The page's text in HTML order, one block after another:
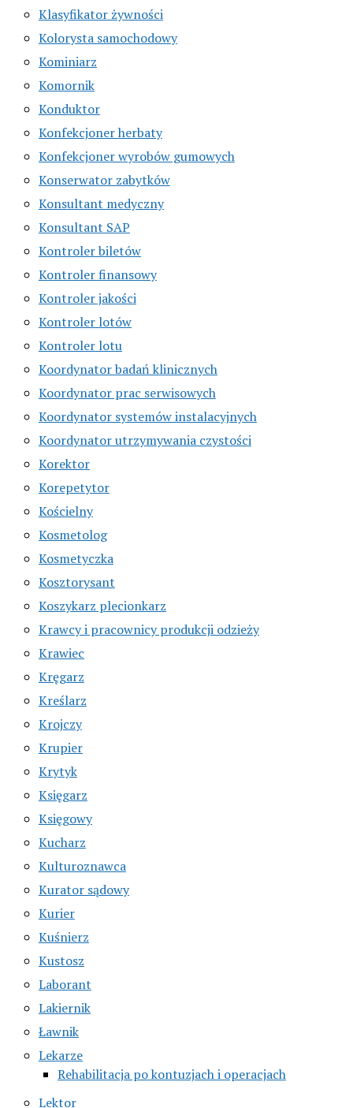
Klasyfikator żywności
Kolorysta samochodowy
Kominiarz
Komornik
Konduktor
Konfekcjoner herbaty
Konfekcjoner wyrobów gumowych
Konserwator zabytków
Konsultant medyczny
Konsultant SAP
Kontroler biletów
Kontroler finansowy
Kontroler jakości
Kontroler lotów
Kontroler lotu
Koordynator badań klinicznych
Koordynator prac serwisowych
Koordynator systemów instalacyjnych
Koordynator utrzymywania czystości
Korektor
Korepetytor
Kościelny
Kosmetolog
Kosmetyczka
Kosztorysant
Koszykarz plecionkarz
Krawcy i pracownicy produkcji odzieży
Krawiec
Kręgarz
Kreślarz
Krojczy
Krupier
Krytyk
Księgarz
Księgowy
Kucharz
Kulturoznawca
Kurator sądowy
Kurier
Kuśnierz
Kustosz
Laborant
Lakiernik
Ławnik
Lekarze
Rehabilitacja po kontuzjach i operacjach
Lektor